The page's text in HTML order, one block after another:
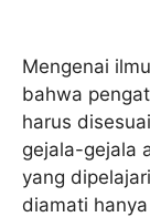
Mengenai
bahwa
harus
gejala-gejala
yang
diamati